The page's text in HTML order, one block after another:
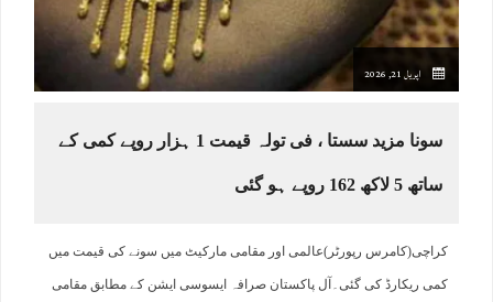
اپریل 21, 2026
سونا مزید سستا ، فی تولہ قیمت 1 ہزار روپے کمی کے
ساتھ 5 لاکھ 162 روپے ہو گئی
کراچی(کامرس رپورٹر)عالمی اور مقامی مارکیٹ میں سونے کی قیمت میں
کمی ریکارڈ کی گئی۔آل پاکستان صرافہ ایسوسی ایشن کے مطابق مقامی